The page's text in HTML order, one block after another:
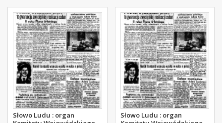
Słowo Ludu : organ
Słowo Ludu : organ